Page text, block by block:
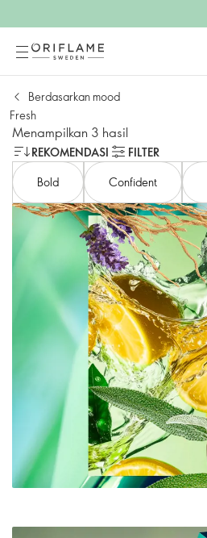
Berdasarkan mood
Fresh
Menampilkan 3 hasil
REKOMENDASI
FILTER
Bold
Confident